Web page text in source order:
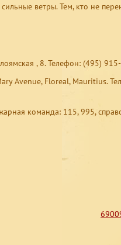
ветры. Тем, кто не
, 8. Телефон: (495)
Avenue, Floreal, Mauritius.
команда: 115, 995,